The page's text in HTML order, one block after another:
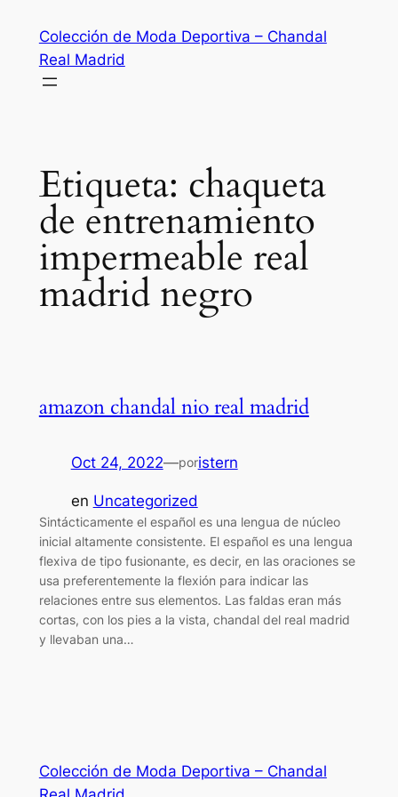
contenido
Colección de Moda Deportiva – Chandal
Real Madrid
Etiqueta: chaqueta
de entrenamiento
impermeable real
madrid negro
amazon chandal nio real madrid
Oct 24, 2022—poristern
en Uncategorized
Sintácticamente el español es una lengua de núcleo
inicial altamente consistente. El español es una lengua
flexiva de tipo fusionante, es decir, en las oraciones se
usa preferentemente la flexión para indicar las
relaciones entre sus elementos. Las faldas eran más
cortas, con los pies a la vista, chandal del real madrid
y llevaban una…
Colección de Moda Deportiva – Chandal